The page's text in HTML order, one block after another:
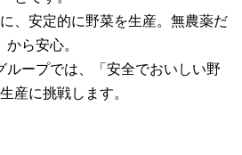
、安定的に野菜を生産。無農薬だ
から安心。
ループでは、「安全でおいしい野
産に挑戦します。